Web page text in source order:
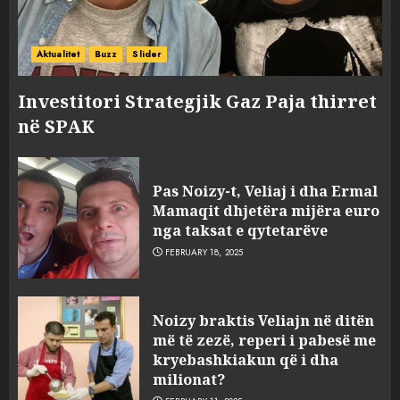
Aktualitet Buzz Slider
Investitori Strategjik Gaz Paja thirret
në SPAK
Pas Noizy-t, Veliaj i dha Ermal
Mamaqit dhjetëra mijëra euro
nga taksat e qytetarëve
FEBRUARY 18, 2025
Noizy braktis Veliajn në ditën
më të zezë, reperi i pabesë me
kryebashkiakun që i dha
milionat?
3
sulmuan “One Albania”,
ngjarja u fsheh. A u vodhën
serverat?
MARCH 25, 2025